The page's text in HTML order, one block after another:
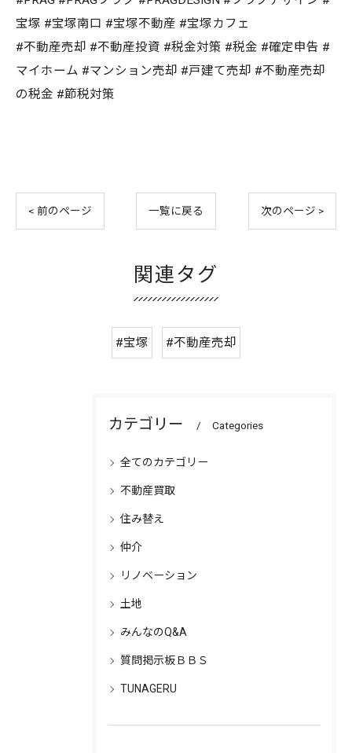
宝塚 #宝塚南口 #宝塚不動産 #宝塚カフェ
#不動産売却 #不動産投資 #税金対策 #税金 #確定申告 #
マイホーム #マンション売却 #戸建て売却 #不動産売却
の税金 #節税対策
< 前のページ 一覧に戻る 次のページ >
関連タグ
#宝塚 #不動産売却
カテゴリー Categories
全てのカテゴリー
不動産買取
住み替え
仲介
リノベーション
土地
みんなのQ&A
質問掲示板ＢＢＳ
TUNAGERU